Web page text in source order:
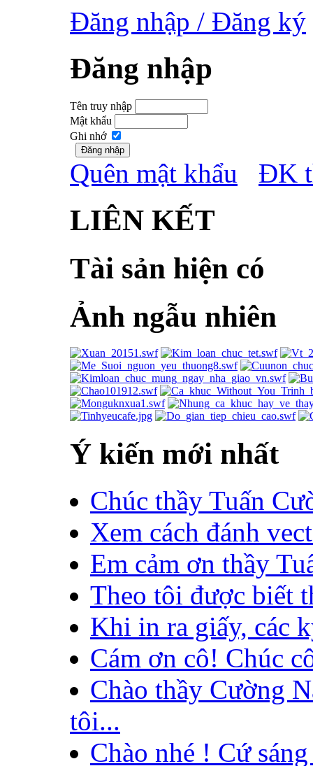
Đăng nhập / Đăng ký
Đăng nhập
Tên truy nhập
Mật khẩu
Ghi nhớ
Quên mật khẩu ĐK
LIÊN KẾT
Tài sản hiện có
Ảnh ngẫu nhiên
Ý kiến mới nhất
Chúc thầy Tuấn
Xem cách đánh
Em cảm ơn thầy
Theo tôi được biết
Khi in ra giấy, các
Cám ơn cô! Chúc
Chào thầy Cường
tôi...
Chào nhé ! Cứ